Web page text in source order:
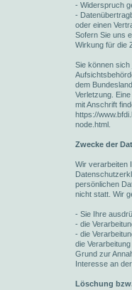
- Widerspruch
-
oder einen
Sofern Sie uns
Wirkung für die
Sie können
dem
Verletzung.
mit Anschrift
https://
node.html.
Zwecke der
Wir verarbeiten
persönlichen
nicht statt. Wir
- Sie Ihre
- die
- die
die
Grund zur
Interesse an
Löschung